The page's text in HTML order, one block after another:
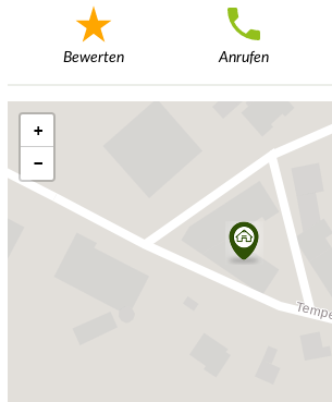
Bewerten Anrufen
+
−